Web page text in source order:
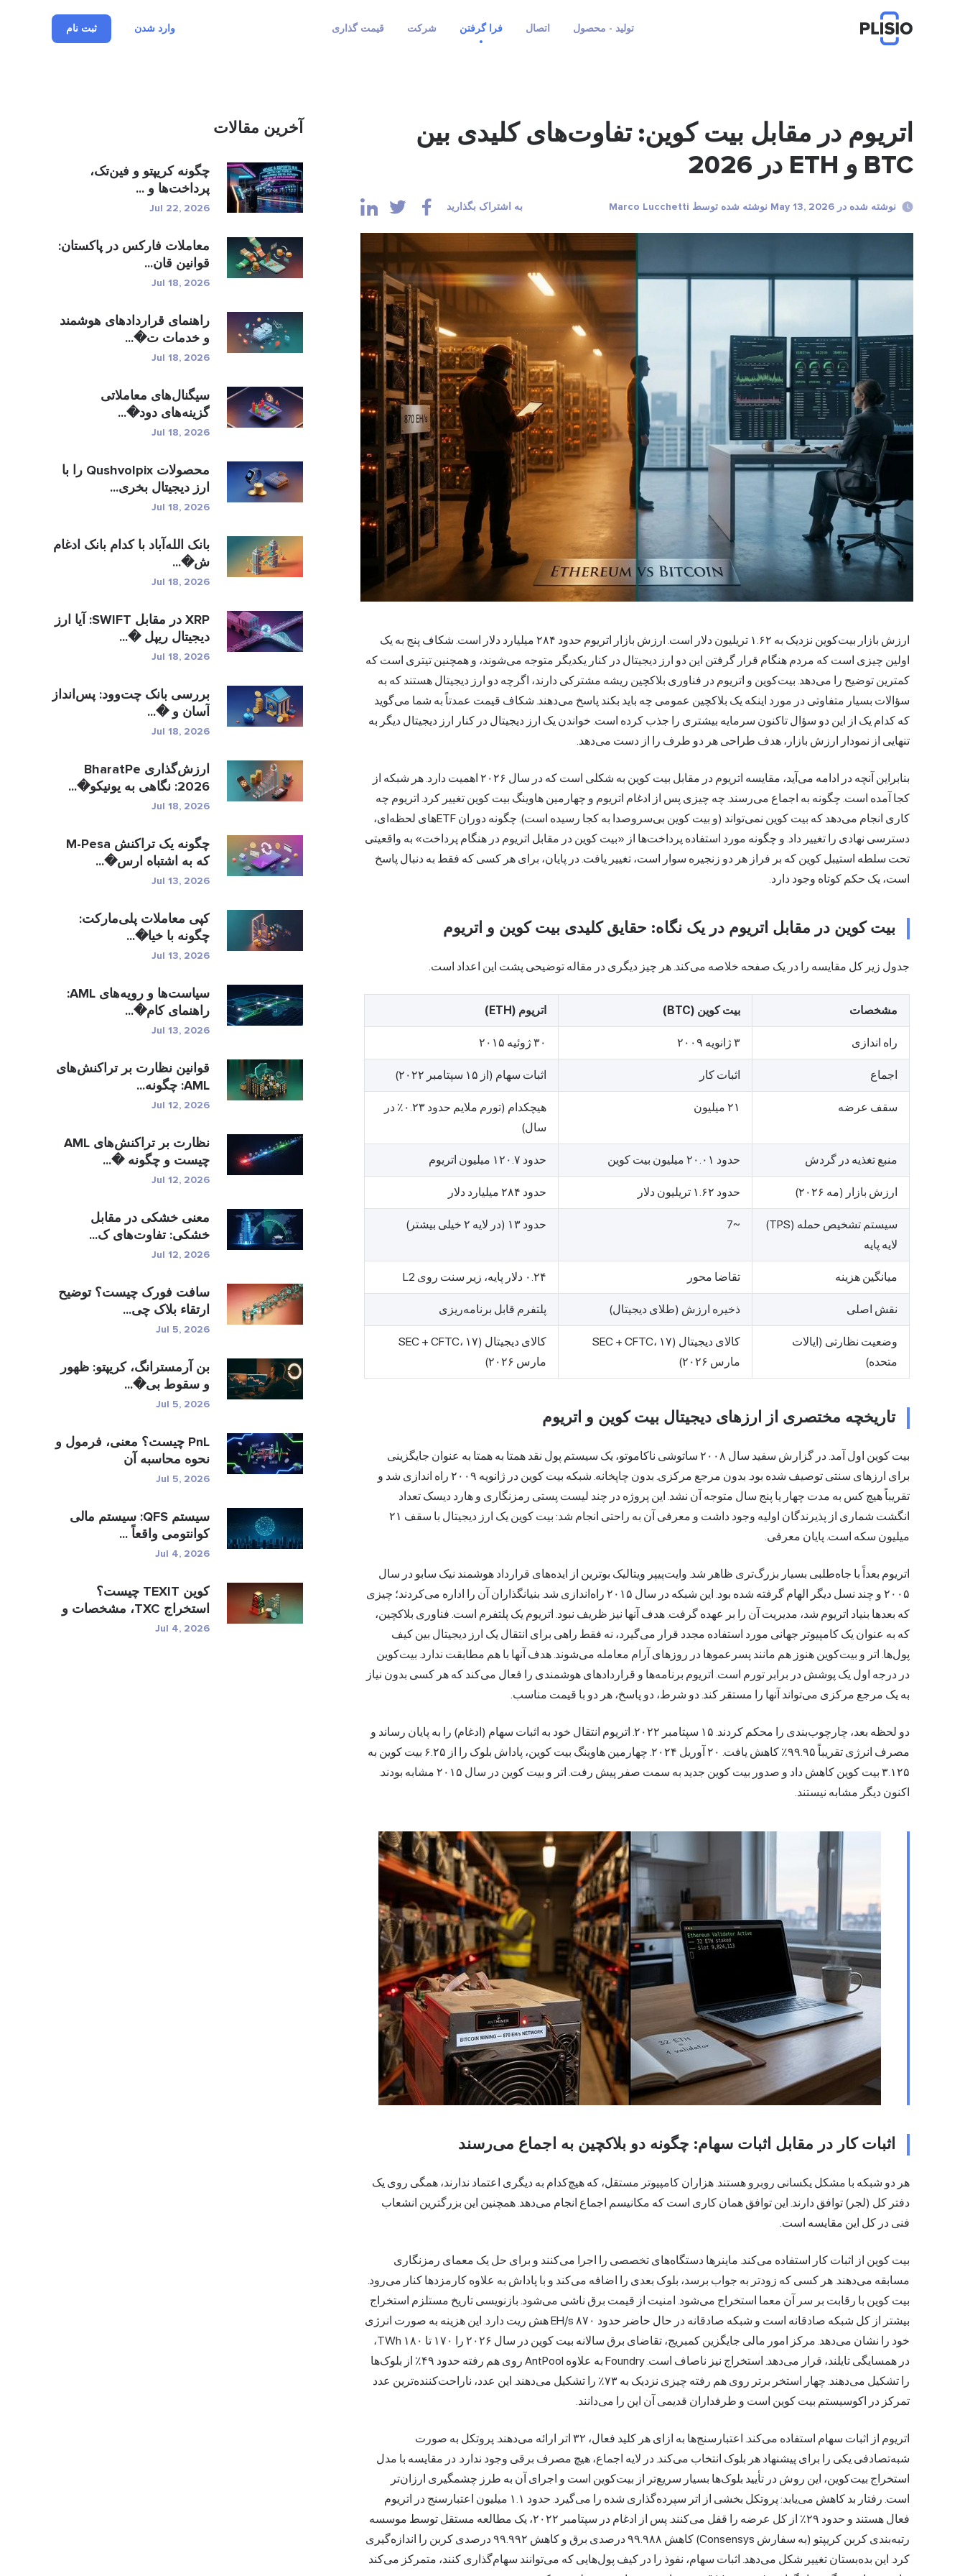
تولید - محصول اتصال فرا گرفتن شرکت قیمت گذاری وارد شدن ثبت نام
اتریوم در مقابل بیت کوین: تفاوت‌های کلیدی بین
BTC و ETH در 2026
نوشته شده در May 13, 2026 نوشته شده توسط Marco Lucchetti به اشتراک بگذارید
ارزش بازار بیت‌کوین نزدیک به ۱.۶۲ تریلیون دلار است. ارزش بازار اتریوم حدود ۲۸۴ میلیارد دلار است. شکاف پنج به یک
اولین چیزی است که مردم هنگام قرار گرفتن این دو ارز دیجیتال در کنار یکدیگر متوجه می‌شوند، و همچنین تیتری است که
کمترین توضیح را می‌دهد. بیت‌کوین و اتریوم در فناوری بلاکچین ریشه مشترکی دارند، اگرچه دو ارز دیجیتال هستند که به
سؤالات بسیار متفاوتی در مورد اینکه یک بلاکچین عمومی چه باید بکند پاسخ می‌دهند. شکاف قیمت عمدتاً به شما می‌گوید
که کدام یک از این دو سؤال تاکنون سرمایه بیشتری را جذب کرده است. خواندن یک ارز دیجیتال در کنار ارز دیجیتال دیگر به
تنهایی از نمودار ارزش بازار، هدف طراحی هر دو طرف را از دست می‌دهد.
بنابراین آنچه در ادامه می‌آید، مقایسه اتریوم در مقابل بیت کوین
به شکلی است که در سال ۲۰۲۶ اهمیت دارد. هر شبکه از
کجا آمده است. چگونه به اجماع می‌رسند. چه چیزی پس از ادغام اتریوم و چهارمین هاوینگ بیت کوین تغییر کرد. اتریوم چه
کاری انجام می‌دهد که بیت کوین نمی‌تواند (و بیت کوین بی‌سروصدا به کجا رسیده است). چگونه دوران ETFهای لحظه‌ای،
دسترسی نهادی را تغییر داد. و چگونه مورد استفاده پرداخت‌ها از «بیت کوین در مقابل اتریوم در هنگام پرداخت» به واقعیتی
تحت سلطه استیبل کوین که بر فراز هر دو زنجیره سوار است، تغییر یافت. در پایان، برای هر کسی که فقط به دنبال پاسخ
است، یک حکم کوتاه وجود دارد.
بیت کوین در مقابل اتریوم در یک نگاه: حقایق کلیدی بیت کوین و اتریوم
جدول زیر کل مقایسه را در یک صفحه خلاصه می‌کند. هر چیز دیگری در مقاله توضیحی پشت این اعداد است.
مشخصات بیت کوین (BTC) اتریوم (ETH)
راه اندازی ۳ ژانویه ۲۰۰۹ ۳۰ ژوئیه ۲۰۱۵
اجماع اثبات کار اثبات سهام (از ۱۵ سپتامبر ۲۰۲۲)
سقف عرضه ۲۱ میلیون
هیچکدام (تورم ملایم حدود ۰.۲۳٪ در
سال)
منبع تغذیه در گردش حدود ۲۰.۰۱ میلیون بیت کوین حدود ۱۲۰.۷ میلیون اتریوم
ارزش بازار (مه ۲۰۲۶) حدود ۱.۶۲ تریلیون دلار حدود ۲۸۴ میلیارد دلار
سیستم تشخیص حمله (TPS)
لایه پایه
~7 حدود ۱۳ (در لایه ۲ خیلی بیشتر)
میانگین هزینه تقاضا محور ۰.۲۴ دلار پایه، زیر سنت روی L2
نقش اصلی ذخیره ارزش (طلای دیجیتال) پلتفرم قابل برنامه‌ریزی
وضعیت نظارتی (ایالات
متحده)
کالای دیجیتال (SEC + CFTC، ۱۷
مارس ۲۰۲۶)
کالای دیجیتال (SEC + CFTC، ۱۷
مارس ۲۰۲۶)
تاریخچه مختصری از ارزهای دیجیتال بیت کوین و اتریوم
بیت کوین اول آمد. در گزارش سفید سال ۲۰۰۸ ساتوشی ناکاموتو، یک سیستم پول نقد همتا به همتا به عنوان جایگزینی
برای ارزهای سنتی توصیف شده بود. بدون مرجع مرکزی. بدون چاپخانه. شبکه بیت کوین در ژانویه ۲۰۰۹ راه اندازی شد و
تقریباً هیچ کس به مدت چهار یا پنج سال متوجه آن نشد. این پروژه در چند لیست پستی رمزنگاری و هارد دیسک تعداد
انگشت شماری از پذیرندگان اولیه وجود داشت و معرفی آن به راحتی انجام شد: بیت کوین یک ارز دیجیتال با سقف ۲۱
میلیون سکه است. پایان معرفی.
اتریوم بعداً با جاه‌طلبی بسیار بزرگ‌تری ظاهر شد. وایت‌پیپر ویتالیک بوترین از ایده‌های قرارداد هوشمند نیک سابو در سال
۲۰۰۵ و چند نسل دیگر الهام گرفته شده بود. این شبکه در سال ۲۰۱۵ راه‌اندازی شد. بنیانگذاران آن را اداره می‌کردند؛ چیزی
که بعدها بنیاد اتریوم شد، مدیریت آن را بر عهده گرفت. هدف آنها نیز ظریف نبود. اتریوم یک پلتفرم است. فناوری بلاکچین،
که به عنوان یک کامپیوتر جهانی مورد استفاده مجدد قرار می‌گیرد، نه فقط راهی برای انتقال یک ارز دیجیتال بین کیف
پول‌ها. اتر و بیت‌کوین هنوز هم مانند پسرعموها در روزهای آرام معامله می‌شوند. هدف آنها با هم مطابقت ندارد. بیت‌کوین
در درجه اول یک پوشش در برابر تورم است. اتریوم برنامه‌ها و قراردادهای هوشمندی را فعال می‌کند که هر کسی بدون نیاز
به یک مرجع مرکزی می‌تواند آنها را مستقر کند. دو شرط، دو پاسخ، هر دو با قیمت مناسب.
دو لحظه بعد، چارچوب‌بندی را محکم کردند. ۱۵ سپتامبر ۲۰۲۲. اتریوم انتقال خود به اثبات سهام (ادغام) را به پایان رساند و
مصرف انرژی تقریباً ۹۹.۹۵٪ کاهش یافت. ۲۰ آوریل ۲۰۲۴. چهارمین هاوینگ بیت کوین، پاداش بلوک را از ۶.۲۵ بیت کوین به
۳.۱۲۵ بیت کوین کاهش داد و صدور بیت کوین جدید به سمت صفر پیش رفت. اتر و بیت کوین در سال ۲۰۱۵ مشابه بودند.
اکنون دیگر مشابه نیستند.
اثبات کار در مقابل اثبات سهام: چگونه دو بلاکچین به اجماع می‌رسند
هر دو شبکه با مشکل یکسانی روبرو هستند. هزاران کامپیوتر مستقل، که هیچ‌کدام به دیگری اعتماد ندارند، همگی روی یک
دفتر کل (لجر) توافق دارند. این توافق همان کاری است که مکانیسم اجماع انجام می‌دهد. همچنین این بزرگترین انشعاب
فنی در کل این مقایسه است.
بیت کوین از اثبات کار استفاده می‌کند. ماینرها دستگاه‌های تخصصی را اجرا می‌کنند و برای حل یک معمای رمزنگاری
مسابقه می‌دهند. هر کسی که زودتر به جواب برسد، بلوک بعدی را اضافه می‌کند و با پاداش به علاوه کارمزدها کنار می‌رود.
بیت کوین با رقابت بر سر آن معما استخراج می‌شود. امنیت از قیمت برق ناشی می‌شود. بازنویسی تاریخ مستلزم استخراج
بیشتر از کل شبکه صادقانه است و شبکه صادقانه در حال حاضر حدود ۸۷۰ EH/s هش ریت دارد. این هزینه به صورت انرژی
خود را نشان می‌دهد. مرکز امور مالی جایگزین کمبریج، تقاضای برق سالانه بیت کوین در سال ۲۰۲۶ را ۱۷۰ تا ۱۸۰ TWh،
در همسایگی تایلند، قرار می‌دهد. استخراج نیز ناصاف است. Foundry به علاوه AntPool روی هم رفته حدود ۴۹٪ از بلوک‌ها
را تشکیل می‌دهند. چهار استخر برتر روی هم رفته چیزی نزدیک به ۷۳٪ را تشکیل می‌دهند. این عدد، ناراحت‌کننده‌ترین عدد
تمرکز در اکوسیستم بیت کوین است و طرفداران قدیمی آن این را می‌دانند.
اتریوم از اثبات سهام استفاده می‌کند. اعتبارسنج‌ها به ازای هر کلید فعال، ۳۲ اتر ارائه می‌دهند. پروتکل به صورت
شبه‌تصادفی یکی را برای پیشنهاد هر بلوک انتخاب می‌کند. در لایه اجماع، هیچ مصرف برقی وجود ندارد. در مقایسه با مدل
استخراج بیت‌کوین، این روش در تأیید بلوک‌ها بسیار سریع‌تر از بیت‌کوین است و اجرای آن به طرز چشمگیری ارزان‌تر
است. رفتار بد کاهش می‌یابد: پروتکل بخشی از اتر سپرده‌گذاری شده را می‌گیرد. حدود ۱.۱ میلیون اعتبارسنج در اتریوم
فعال هستند و حدود ۲۹٪ از کل عرضه را قفل می‌کنند. پس از ادغام در سپتامبر ۲۰۲۲، یک مطالعه مستقل توسط موسسه
رتبه‌بندی کربن کریپتو (به سفارش Consensys) کاهش ۹۹.۹۸۸ درصدی برق و کاهش ۹۹.۹۹۲ درصدی کربن را اندازه‌گیری
کرد. این بده‌بستان تغییر شکل می‌دهد. اثبات سهام، نفوذ را در کیف پول‌هایی که می‌توانند سهام‌گذاری کنند، متمرکز می‌کند
آخرین مقالات
چگونه کریپتو و فین‌تک،
پرداخت‌ها و ...
Jul 22, 2026
معاملات فارکس در پاکستان:
قوانین قان...
Jul 18, 2026
راهنمای قراردادهای هوشمند
و خدمات ت�...
Jul 18, 2026
سیگنال‌های معاملاتی
گزینه‌های دود�...
Jul 18, 2026
محصولات Qushvolpix را با
ارز دیجیتال بخری...
Jul 18, 2026
بانک الله‌آباد با کدام بانک ادغام
ش�...
Jul 18, 2026
XRP در مقابل SWIFT: آیا ارز
دیجیتال ریپل �...
Jul 18, 2026
بررسی بانک چت‌وود: پس‌انداز
آسان و �...
Jul 18, 2026
ارزش‌گذاری BharatPe
2026: نگاهی به یونیکو�...
Jul 18, 2026
چگونه یک تراکنش M-Pesa
که به اشتباه ارس�...
Jul 13, 2026
کپی معاملات پلی‌مارکت:
چگونه با خیا�...
Jul 13, 2026
سیاست‌ها و رویه‌های AML:
راهنمای کام�...
Jul 13, 2026
قوانین نظارت بر تراکنش‌های
AML: چگونه...
Jul 12, 2026
نظارت بر تراکنش‌های AML
چیست و چگونه �...
Jul 12, 2026
معنی خشکی در مقابل
خشکی: تفاوت‌های ک...
Jul 12, 2026
سافت فورک چیست؟ توضیح
ارتقاء بلاک چی...
Jul 5, 2026
بن آرمسترانگ، کریپتو: ظهور
و سقوط بی�...
Jul 5, 2026
PnL چیست؟ معنی، فرمول و
نحوه محاسبه آن
Jul 5, 2026
سیستم QFS: سیستم مالی
کوانتومی واقعاً ...
Jul 4, 2026
کوین TEXIT چیست؟
استخراج TXC، مشخصات و
ر�...
Jul 4, 2026